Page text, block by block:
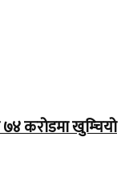
करोडमा खुम्चियो